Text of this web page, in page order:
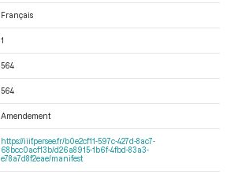
Français
1
564
564
Amendement
https://iiif.persee.fr/b0e2cf11-597c-427d-8ac7-
68bcc0acf13b/d26a8915-1b6f-4fbd-83a3-
e78a7d8f2eae/manifest